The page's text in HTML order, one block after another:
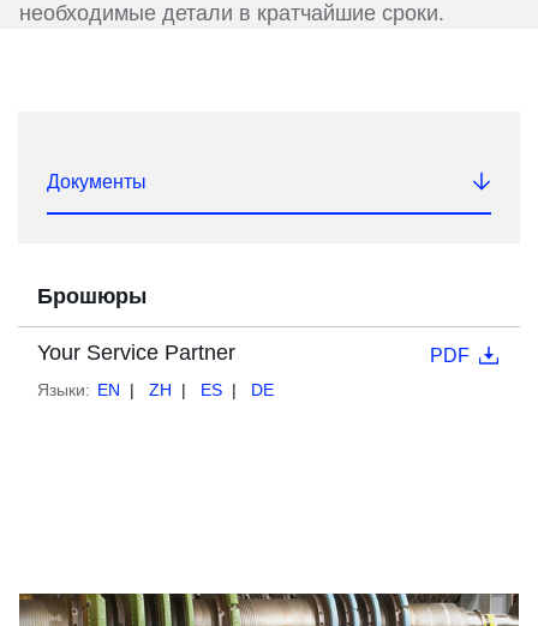
необходимые детали в кратчайшие сроки.
Документы
Брошюры
Your Service Partner PDF
Языки: EN ZH ES DE